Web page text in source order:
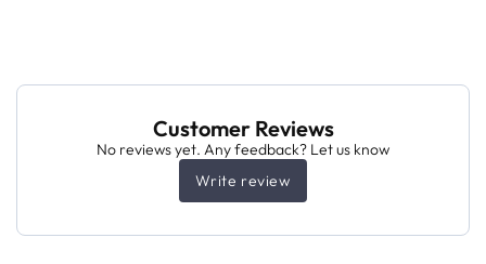
Customer Reviews
No reviews yet. Any feedback? Let us know
Write review